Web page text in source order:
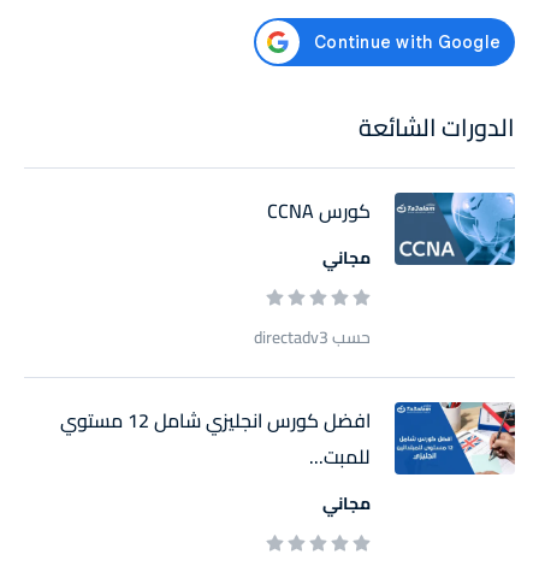
الدورات الشائعة
كورس CCNA
مجاني
حسب directadv3
افضل كورس انجليزي شامل 12 مستوي
للمبت...
مجاني